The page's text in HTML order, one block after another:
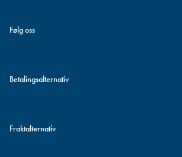
Følg oss
Betalingsalternativ
Fraktalternativ